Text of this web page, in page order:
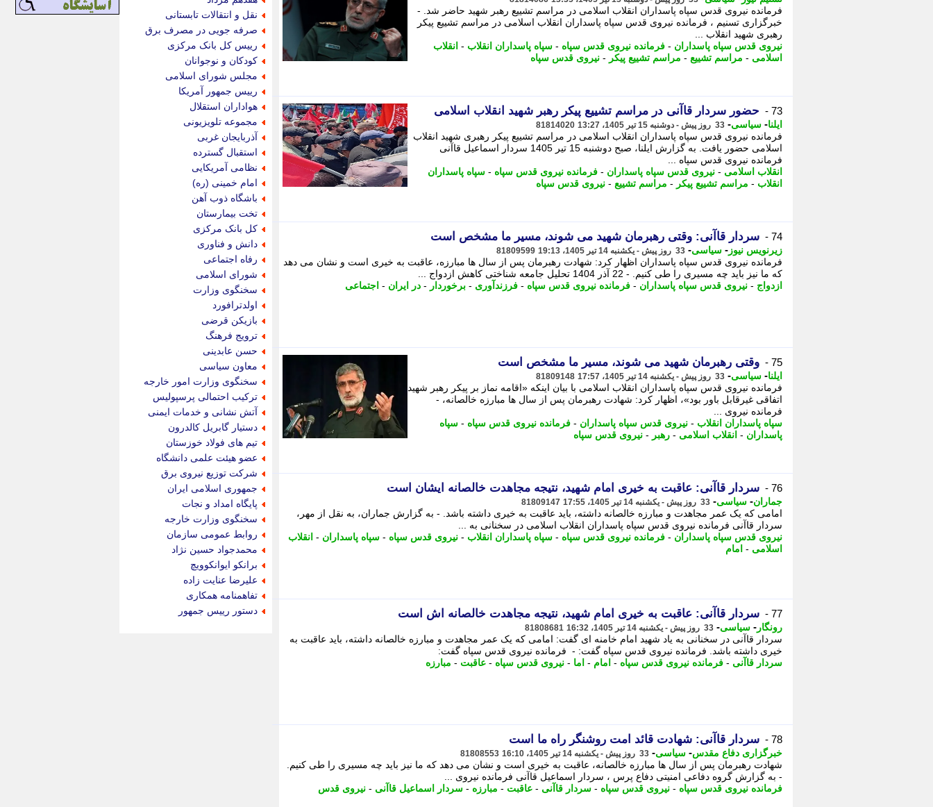
فرمانده نیروی قدس سپاه پاسداران انقلاب اسلامی در مراسم تشییع رهبر شهید حاضر شد. -
خبرگزاری تسنیم ، فرمانده نیروی قدس سپاه پاسداران انقلاب اسلامی در مراسم تشییع پیکر
رهبری شهید انقلاب ...
نیروی قدس سپاه پاسداران - فرمانده نیروی قدس سپاه - سپاه پاسداران انقلاب - انقلاب
اسلامی - مراسم تشییع - مراسم تشییع پیکر - نیروی قدس سپاه
73 - حضور سردار قاآنی در مراسم تشییع پیکر رهبر شهید انقلاب اسلامی
ایلنا- سیاسی- 33 روز پیش - دوشنبه 15 تیر 1405، 13:27 81814020
فرمانده نیروی قدس سپاه پاسداران انقلاب اسلامی در مراسم تشییع پیکر رهبری شهید انقلاب
اسلامی حضور یافت. به گزارش ایلنا، صبح دوشنبه 15 تیر 1405 سردار اسماعیل قاآنی
فرمانده نیروی قدس سپاه ...
انقلاب اسلامی - نیروی قدس سپاه پاسداران - فرمانده نیروی قدس سپاه - سپاه پاسداران
انقلاب - مراسم تشییع پیکر - مراسم تشییع - نیروی قدس سپاه
74 - سردار قاآنی: وقتی رهبرمان شهید می شوند، مسیر ما مشخص است
زیرنویس نیوز - سیاسی- 33 روز پیش - یکشنبه 14 تیر 1405، 19:13 81809599
فرمانده نیروی قدس سپاه پاسداران اظهار کرد: شهادت رهبرمان پس از سال ها مبارزه، عاقبت به خیری است و نشان می دهد
که ما نیز باید چه مسیری را طی کنیم. - 22 آذر 1404 تحلیل جامعه شناختی کاهش ازدواج ...
ازدواج - نیروی قدس سپاه پاسداران - فرمانده نیروی قدس سپاه - فرزندآوری - برخوردار - در ایران - اجتماعی
75 - وقتی رهبرمان شهید می شوند، مسیر ما مشخص است
ایلنا- سیاسی- 33 روز پیش - یکشنبه 14 تیر 1405، 17:57 81809148
فرمانده نیروی قدس سپاه پاسداران انقلاب اسلامی با بیان اینکه «اقامه نماز بر پیکر رهبر شهید
اتفاقی غیرقابل باور بود»، اظهار کرد: شهادت رهبرمان پس از سال ها مبارزه خالصانه، -
فرمانده نیروی ...
سپاه پاسداران انقلاب - نیروی قدس سپاه پاسداران - فرمانده نیروی قدس سپاه - سپاه
پاسداران - انقلاب اسلامی - رهبر - نیروی قدس سپاه
76 - سردار قاآنی: عاقبت به خیری امام شهید، نتیجه مجاهدت خالصانه ایشان است
جماران- سیاسی- 33 روز پیش - یکشنبه 14 تیر 1405، 17:55 81809147
امامی که یک عمر مجاهدت و مبارزه خالصانه داشته، باید عاقبت به خیری داشته باشد. - به گزارش جماران، به نقل از مهر،
سردار قاآنی فرمانده نیروی قدس سپاه پاسداران انقلاب اسلامی در سخنانی به ...
نیروی قدس سپاه پاسداران - فرمانده نیروی قدس سپاه - سپاه پاسداران انقلاب - نیروی قدس سپاه - سپاه پاسداران - انقلاب
اسلامی - امام
77 - سردار قاآنی: عاقبت به خیری امام شهید، نتیجه مجاهدت خالصانه اش است
رونگار - سیاسی- 33 روز پیش - یکشنبه 14 تیر 1405، 16:32 81808681
سردار قاآنی در سخنانی به یاد شهید امام خامنه ای گفت: امامی که یک عمر مجاهدت و مبارزه خالصانه داشته، باید عاقبت به
خیری داشته باشد. فرمانده نیروی قدس سپاه گفت: - فرمانده نیروی قدس سپاه گفت:
سردار قاآنی - فرمانده نیروی قدس سپاه - امام - اما - نیروی قدس سپاه - عاقبت - مبارزه
78 - سردار قاآنی: شهادت قائد امت روشنگر راه ما است
خبرگزاری دفاع مقدس- سیاسی- 33 روز پیش - یکشنبه 14 تیر 1405، 16:10 81808553
شهادت رهبرمان پس از سال ها مبارزه خالصانه، عاقبت به خیری است و نشان می دهد که ما نیز باید چه مسیری را طی کنیم.
- به گزارش گروه دفاعی امنیتی دفاع پرس ، سردار اسماعیل قاآنی فرمانده نیروی ...
فرمانده نیروی قدس سپاه - نیروی قدس سپاه - سردار قاآنی - عاقبت - مبارزه - سردار اسماعیل قاآنی - نیروی قدس
نقل و انتقالات تابستانی
صرفه جویی در مصرف برق
رییس کل بانک مرکزی
کودکان و نوجوانان
مجلس شورای اسلامی
رییس جمهور آمریکا
هواداران استقلال
مجموعه تلویزیونی
آذربایجان غربی
استقبال گسترده
نظامی آمریکایی
امام خمینی (ره)
باشگاه ذوب آهن
تخت بیمارستان
کل بانک مرکزی
دانش و فناوری
رفاه اجتماعی
شورای اسلامی
سخنگوی وزارت
اولدترافورد
بازیکن قرضی
ترویج فرهنگ
حسن عابدینی
معاون سیاسی
سخنگوی وزارت امور خارجه
ترکیب احتمالی پرسپولیس
آتش نشانی و خدمات ایمنی
دستیار گابریل کالدرون
تیم های فولاد خوزستان
عضو هیئت علمی دانشگاه
شرکت توزیع نیروی برق
جمهوری اسلامی ایران
پایگاه امداد و نجات
سخنگوی وزارت خارجه
روابط عمومی سازمان
محمدجواد حسین نژاد
برانکو ایوانکوویچ
علیرضا عنایت زاده
تفاهمنامه همکاری
دستور رییس جمهور
بنکر